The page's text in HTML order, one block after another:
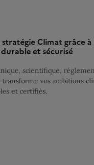
Climat grâce
et sécurisé
scientifique,
vos ambitions
et certifiés.